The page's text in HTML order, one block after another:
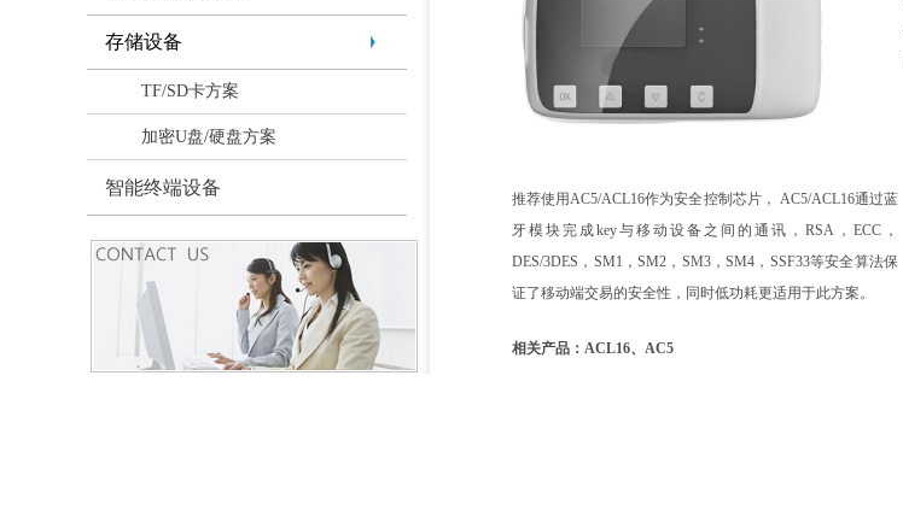
存储设备
TF/SD卡方案
加密U盘/硬盘方案
智能终端设备
推荐使用AC5/ACL16作为安全控制芯片， AC5/ACL16通过蓝
牙模块完成key与移动设备之间的通讯，RSA，ECC，
DES/3DES，SM1，SM2，SM3，SM4，SSF33等安全算法保
证了移动端交易的安全性，同时低功耗更适用于此方案。
相关产品：ACL16、AC5